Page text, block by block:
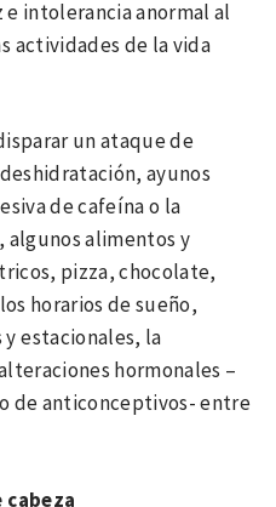
intolerancia anormal al
actividades de la vida
un ataque de
ayunos
de cafeína o la
alimentos y
pizza, chocolate,
horarios de sueño,
estacionales, la
hormonales –
de anticonceptivos- entre
cabeza